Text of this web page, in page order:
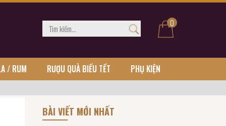
0
/ RUM RƯỢU QUÀ BIẾU TẾT PHỤ KIỆN
BÀI VIẾT MỚI NHẤT